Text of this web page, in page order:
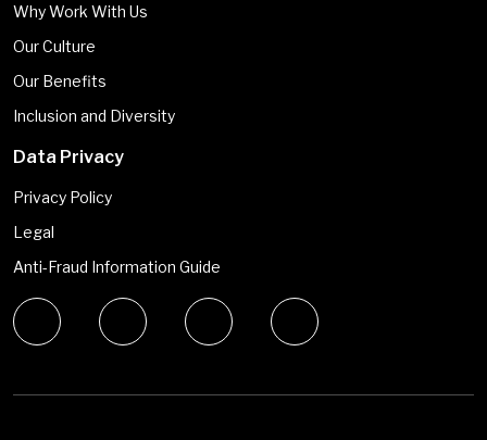
Why Work With Us
Our Culture
Our Benefits
Inclusion and Diversity
Data Privacy
Privacy Policy
Legal
Anti-Fraud Information Guide